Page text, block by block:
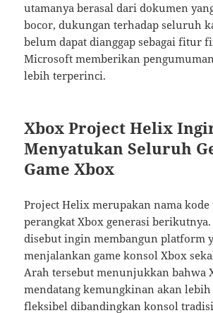
utamanya berasal dari dokumen
bocor, dukungan terhadap seluruh
belum dapat dianggap sebagai fitur
Microsoft memberikan
lebih terperinci.
Xbox Project Helix
Menyatukan Seluruh
Game Xbox
Project Helix merupakan nama
perangkat Xbox generasi
disebut ingin membangun platform
menjalankan game konsol Xbox
Arah tersebut menunjukkan bahwa
mendatang kemungkinan akan
fleksibel dibandingkan konsol